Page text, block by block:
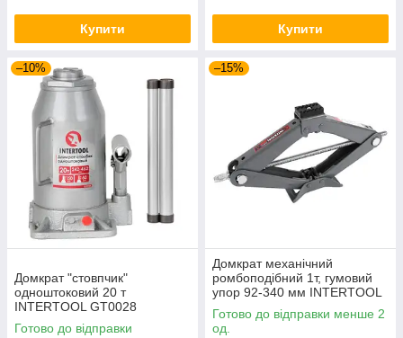
Купити Купити
–10%
Домкрат "стовпчик"
одноштоковий 20 т
INTERTOOL GT0028
Готово до відправки
–15%
Домкрат механічний
ромбоподібний 1т, гумовий
упор 92-340 мм INTERTOOL
GT0180
Готово до відправки менше 2
од.